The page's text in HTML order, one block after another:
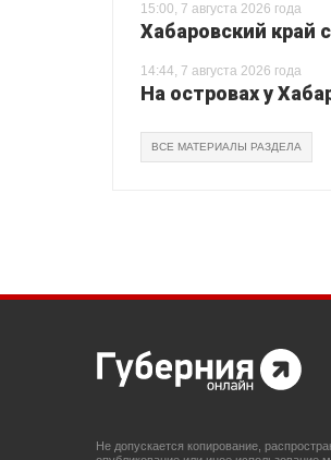
15:00, 7 августа 2026 года
Хабаровский край
14:44, 7 августа 2026 года
На островах у
ВСЕ МАТЕРИАЛЫ РАЗДЕЛА
Не допускается копирование,